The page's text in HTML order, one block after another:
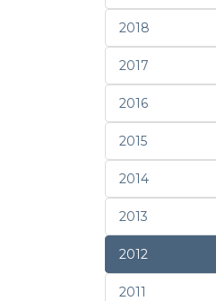
2018
2017
2016
2015
2014
2013
2012
2011